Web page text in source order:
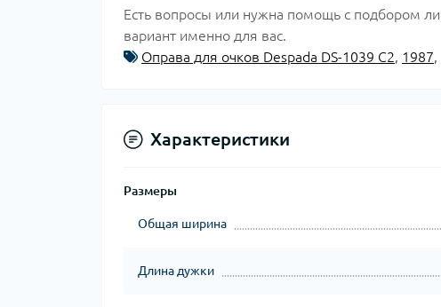
Есть вопросы или нужна помощь с подбором
вариант именно для вас.
Оправа для очков Despada DS-1039 C2, 1987,
Характеристики
Размеры
Общая ширина
Длина дужки